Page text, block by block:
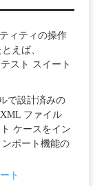
ィティの操作
えば、
スト スイート
で設計済みの
ファイル
ケースをイン
ポート機能の
ト